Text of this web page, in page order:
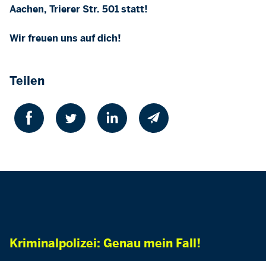
Aachen, Trierer Str. 501 statt!
Wir freuen uns auf dich!
Teilen
Kriminalpolizei: Genau mein Fall!